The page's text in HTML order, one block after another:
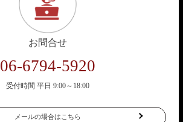
お問合せ
06-6794-5920
受付時間 平日 9:00～18:00
メールの場合はこちら